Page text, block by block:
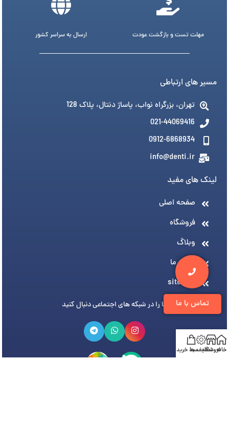
تماس با ما
مهلت تست و بازگشت عودت ارسال به سراسر کشور
مسیر های ارتباطی
تهران، بزرگراه نواب، پاساژ دنتال، پلاک 128
021-44069416
0912-6868934
info@denti.ir
لینک های مفید
صفحه اصلی
فروشگاه
وبلاگ
درباره ما
sitemap
ما را در شبکه های اجتماعی دنبال کنید
خانهفروشگاه
تخفیف هاسبد خرید